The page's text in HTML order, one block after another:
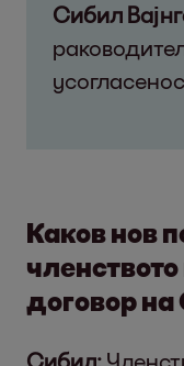
Сибил
Каков нов
договор на